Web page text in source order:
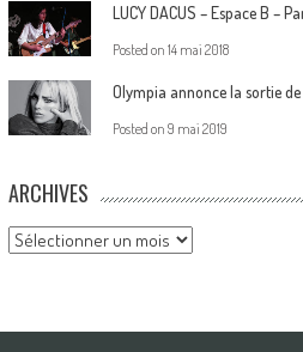
LUCY DACUS – Espace B –
Posted on 14 mai 2018
Olympia annonce la sortie
Posted on 9 mai 2019
ARCHIVES
Archives